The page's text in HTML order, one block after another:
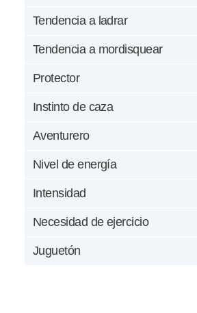
Tendencia a ladrar
Tendencia a mordisquear
Protector
Instinto de caza
Aventurero
Nivel de energía
Intensidad
Necesidad de ejercicio
Juguetón